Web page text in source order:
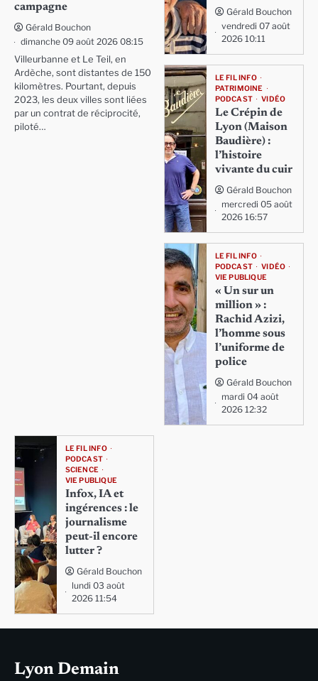
campagne
Gérald Bouchon
dimanche 09 août 2026 08:15
Villeurbanne et Le Teil, en
Ardèche, sont distantes de 150
kilomètres. Pourtant, depuis
2023, les deux villes sont liées
par un contrat de réciprocité,
piloté…
Gérald Bouchon
vendredi 07 août
2026 10:11
LE FIL INFO
PATRIMOINE
PODCAST
VIDÉO
Le Crépin de
Lyon (Maison
Baudière) :
l’histoire
vivante du cuir
Gérald Bouchon
mercredi 05 août
2026 16:57
LE FIL INFO
PODCAST
VIDÉO
VIE PUBLIQUE
« Un sur un
million » :
Rachid Azizi,
l’homme sous
l’uniforme de
police
Gérald Bouchon
mardi 04 août
2026 12:32
LE FIL INFO
PODCAST
SCIENCE
VIE PUBLIQUE
Infox, IA et
ingérences : le
journalisme
peut-il encore
lutter ?
Gérald Bouchon
lundi 03 août
2026 11:54
Lyon Demain